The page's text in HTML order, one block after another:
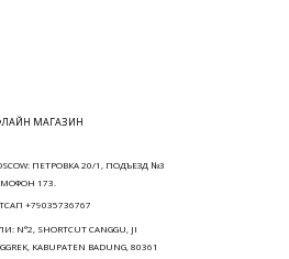
МАГАЗИН
N°2, SHORTCUT CANGGU, JI
KABUPATEN BADUNG, 80361
ПЕТРОВКА 20/1, ПОДЪЕЗД №3
173.
+79035736767